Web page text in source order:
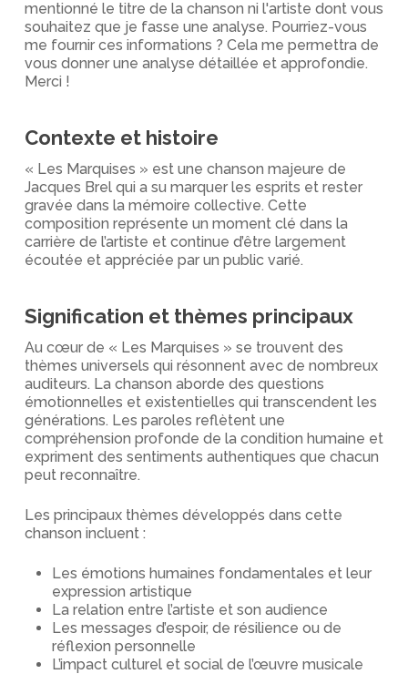
mentionné le titre de la chanson ni l'artiste dont vous
souhaitez que je fasse une analyse. Pourriez-vous
me fournir ces informations ? Cela me permettra de
vous donner une analyse détaillée et approfondie.
Merci !
Contexte et histoire
« Les Marquises » est une chanson majeure de
Jacques Brel qui a su marquer les esprits et rester
gravée dans la mémoire collective. Cette
composition représente un moment clé dans la
carrière de l’artiste et continue d’être largement
écoutée et appréciée par un public varié.
Signification et thèmes principaux
Au cœur de « Les Marquises » se trouvent des
thèmes universels qui résonnent avec de nombreux
auditeurs. La chanson aborde des questions
émotionnelles et existentielles qui transcendent les
générations. Les paroles reflètent une
compréhension profonde de la condition humaine et
expriment des sentiments authentiques que chacun
peut reconnaître.
Les principaux thèmes développés dans cette
chanson incluent :
Les émotions humaines fondamentales et leur
expression artistique
La relation entre l’artiste et son audience
Les messages d’espoir, de résilience ou de
réflexion personnelle
L’impact culturel et social de l’œuvre musicale